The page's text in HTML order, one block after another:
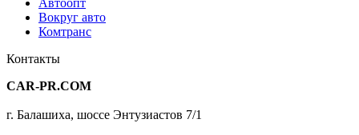
Вокруг авто
Комтранс
Контакты
CAR-PR.COM
г. Балашиха, шоссе Энтузиастов 7/1